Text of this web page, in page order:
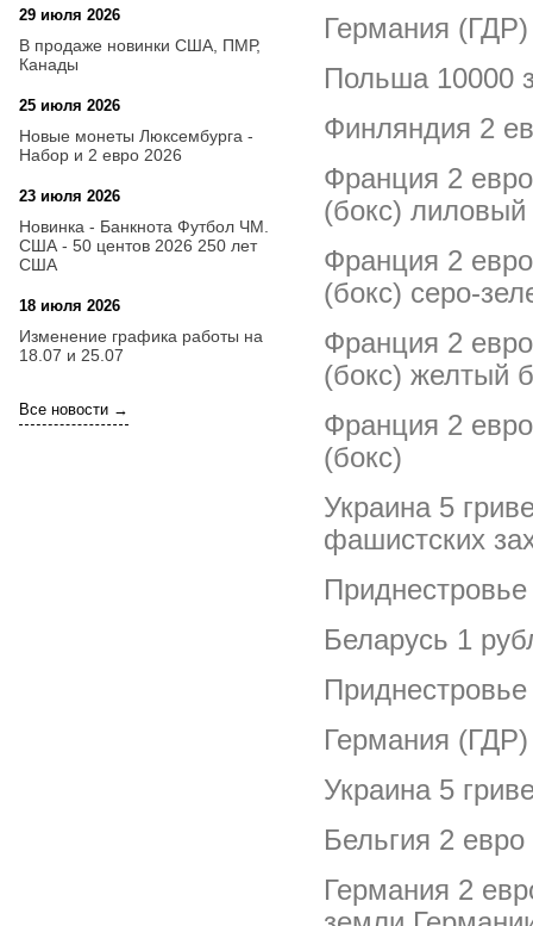
29 июля 2026
В продаже новинки США, ПМР,
Канады
25 июля 2026
Новые монеты Люксембурга -
Набор и 2 евро 2026
23 июля 2026
Новинка - Банкнота Футбол ЧМ.
США - 50 центов 2026 250 лет
США
18 июля 2026
Изменение графика работы на
18.07 и 25.07
Все новости →
Германия
Польша 10000
Финляндия 2
Франция 2
(бокс) лиловый
Франция 2
(бокс) серо-
Франция 2
(бокс) желтый
Франция 2
(бокс)
Украина 5
фашистских
Беларусь 1
Германия
Украина 5
Бельгия 2
Германия 2